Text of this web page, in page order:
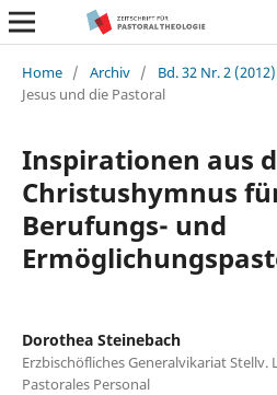
Home / Archiv / Bd. 32 Nr. 2
Jesus und die Pastoral
Inspirationen aus
Christushymnus
Berufungs- und
Dorothea Steinebach
Erzbischöfliches Generalvikariat
Pastorales Personal